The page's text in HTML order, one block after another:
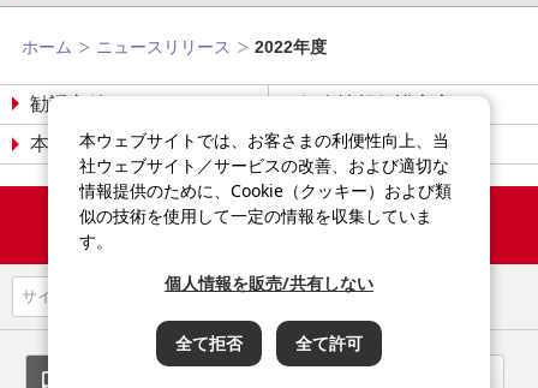
ホーム ニュースリリース 2022年度
勧誘方針
本サイトについて
サイトマップ
Copyright©2014-2026
Sompo Japan Insurance Inc.
本ウェブサイトでは、お客さまの利便性向上、当
社ウェブサイト／サービスの改善、および適切な
情報提供のために、Cookie（クッキー）および類
似の技術を使用して一定の情報を収集していま
す。
個人情報を販売/共有しない
全て拒否 全て許可